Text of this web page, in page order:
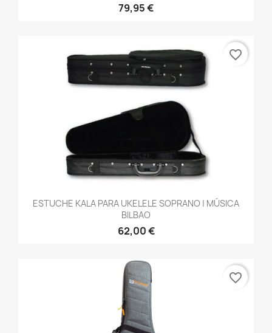
79,95 €
ESTUCHE KALA PARA UKELELE SOPRANO | MÚSICA
BILBAO
62,00 €
favorite_border
favorite_border